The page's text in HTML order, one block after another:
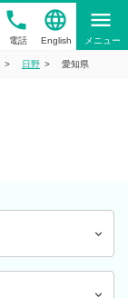
phone
電話
language
English
menu
メニュー
日野 愛知県